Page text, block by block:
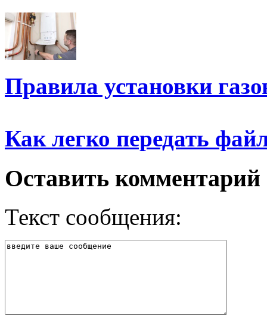
Правила установки
Как легко передать
Оставить комментарий
Текст сообщения: